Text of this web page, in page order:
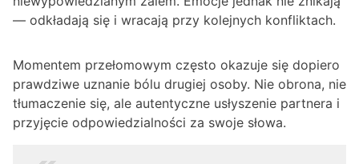
— odkładają się i wracają przy kolejnych konfliktach.
Momentem przełomowym często okazuje się dopiero
prawdziwe uznanie bólu drugiej osoby. Nie obrona, nie
tłumaczenie się, ale autentyczne usłyszenie partnera i
przyjęcie odpowiedzialności za swoje słowa.